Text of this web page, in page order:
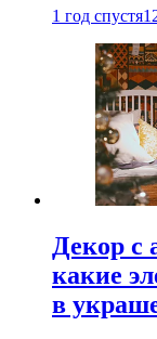
1 год спустя
Декор с
какие
в